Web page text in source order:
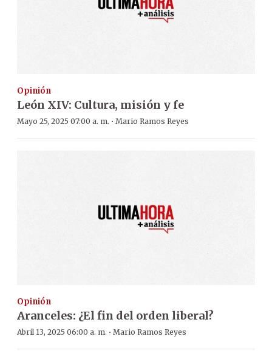
Opinión
León XIV: Cultura, misión y fe
Mayo 25, 2025 07:00 a. m. · Mario Ramos Reyes
Opinión
Aranceles: ¿El fin del orden liberal?
Abril 13, 2025 06:00 a. m. · Mario Ramos Reyes